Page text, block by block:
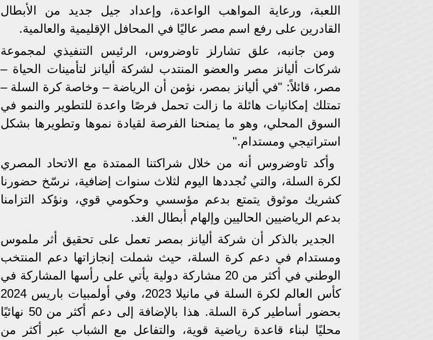
اللعبة، ورعاية المواهب الواعدة، وإعداد جيل جديد من الأبطال
القادرين على رفع اسم مصر عاليًا في المحافل الإقليمية والعالمية.
ومن جانبه، علق تشارلز تاوضروس، الرئيس التنفيذي لمجموعة
شركات أليانز مصر والعضو المنتدب لشركة أليانز لتأمينات الحياة –
مصر، قائلاً: "في أليانز بمصر، نؤمن أن الرياضة – وخاصة كرة السلة –
تمتلك إمكانيات هائلة ما زالت تحمل فرصًا واعدة للتطوير والنمو في
السوق المحلي، وهو ما يمنحنا الفرصة لقيادة نموها وتطويرها بشكل
استراتيجي ومستدام."
وأكد تاوضروس أنه من خلال شراكتنا الممتدة مع الاتحاد المصري
لكرة السلة، والتي نُجددها اليوم لثلاث سنوات إضافية، نرسّخ حضورنا
كشريك موثوق يتمتع بدعم مؤسسي وحكومي قوي، ونؤكد التزامنا
بدعم الرياضيين الحاليين وإلهام أبطال الغد.
الجدير بالذكر أن شركة أليانز بمصر تعمل على تحقيق أثر ملموس
ومستدام في دعم كرة السلة، حيث شملت إنجازاتها دعم المنتخب
الوطني في أكثر من 20 مشاركة دولية يأتي على رأسها المشاركة في
كأس العالم لكرة السلة في مانيلا 2023، وفي أولمبيات باريس 2024
بحضور أساطير كرة السلة. هذا بالإضافة إلى دعم أكثر من 50 نهائيًا
محليًا لبناء قاعدة رياضية قوية، والتفاعل مع الشباب عبر أكثر من